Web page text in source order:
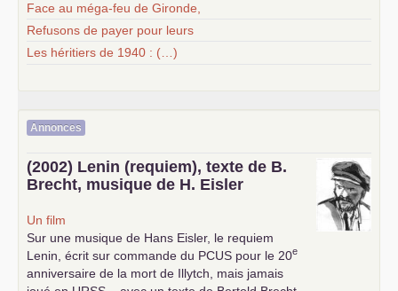
Face au méga-feu de Gironde,
Refusons de payer pour leurs
Les héritiers de 1940 : (…)
Annonces
(2002) Lenin (requiem), texte de B.
Brecht, musique de H. Eisler
Un film
Sur une musique de Hans Eisler, le requiem
Lenin, écrit sur commande du PCUS pour le 20e
anniversaire de la mort de Illytch, mais jamais